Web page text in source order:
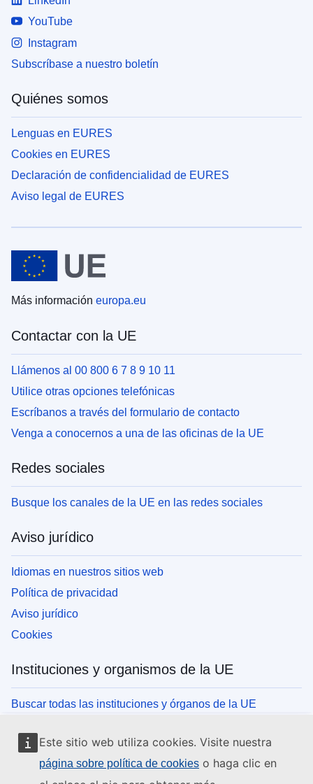
Este sitio web utiliza cookies. Visite nuestra
página sobre política de cookies o haga clic en
YouTube
Instagram
Subscríbase a nuestro boletín
Quiénes somos
Lenguas en EURES
Cookies en EURES
Declaración de confidencialidad de EURES
Aviso legal de EURES
Más información europa.eu
Contactar con la UE
Llámenos al 00 800 6 7 8 9 10 11
Utilice otras opciones telefónicas
Escríbanos a través del formulario de contacto
Venga a conocernos a una de las oficinas de la UE
Redes sociales
Busque los canales de la UE en las redes sociales
Aviso jurídico
Idiomas en nuestros sitios web
Política de privacidad
Aviso jurídico
Cookies
Instituciones y organismos de la UE
Buscar todas las instituciones y órganos de la UE